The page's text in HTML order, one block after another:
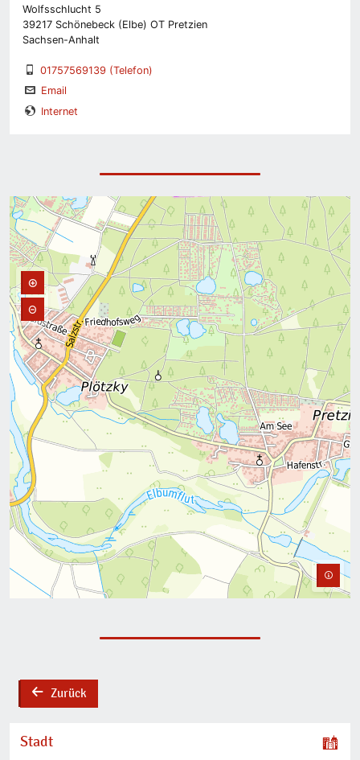
Wolfsschlucht 5
39217 Schönebeck (Elbe) OT Pretzien
Sachsen-Anhalt
01757569139 (Telefon)
Email
Internet
backZurück
Stadt